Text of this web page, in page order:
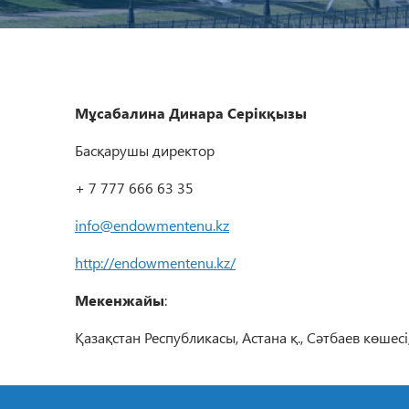
Мұсабалина Динара Серікқызы
Басқарушы директор
+ 7 777 666 63 35
info@endowmentenu.kz
http://endowmentenu.kz/
Мекенжайы:
Қазақстан Республикасы, Астана қ., Сәтбаев